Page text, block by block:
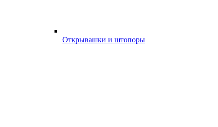
Открывашки и штопоры